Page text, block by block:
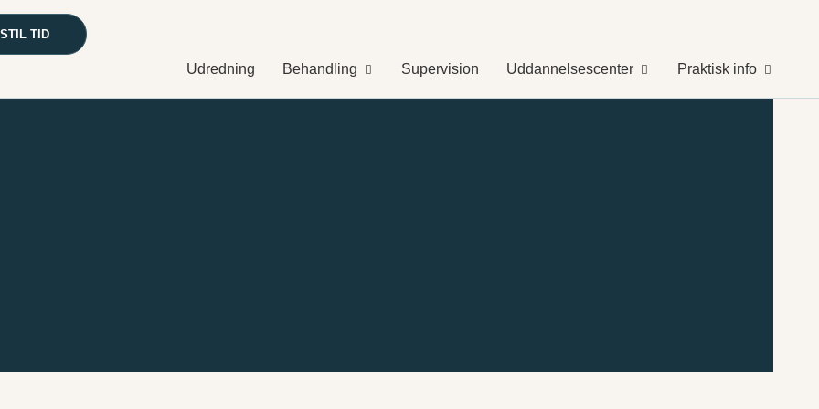
Udredning Behandling Supervision Uddannelsescenter Praktisk info
TID